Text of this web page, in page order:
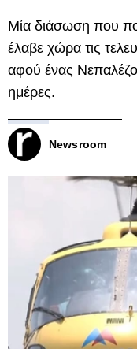
Μία διάσωση που
έλαβε χώρα τις
αφού ένας
ημέρες.
Newsroom